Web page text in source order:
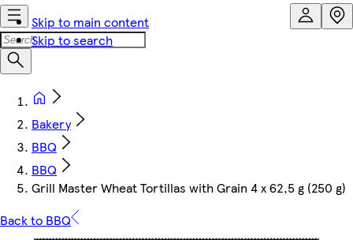
Skip to main content
Skip to search
Bakery
BBQ
BBQ
Grill Master Wheat Tortillas with Grain 4 x 62,5 g (250 g)
Back to BBQ